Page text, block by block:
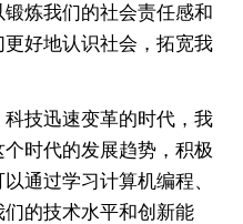
炼我们的社会责任感和
好地认识社会，拓宽我
技迅速变革的时代，我
时代的发展趋势，积极
通过学习计算机编程、
的技术水平和创新能